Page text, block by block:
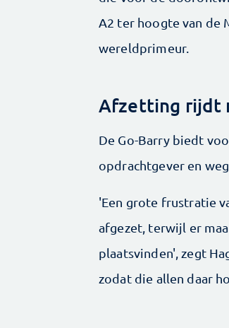
A2 ter hoogte van de
wereldprimeur.
Afzetting rijdt
De Go-Barry biedt
opdrachtgever en
'Een grote frustratie
afgezet, terwijl er
plaatsvinden', zegt
zodat die allen daar